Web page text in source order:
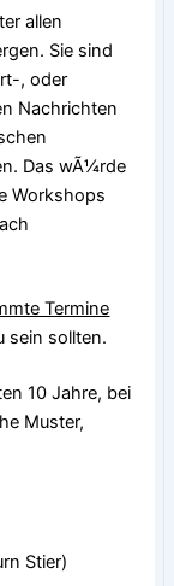
allen
Sie sind
, oder
Nachrichten
Das wÃ¼rde
Workshops
Termine
sein sollten.
10 Jahre, bei
Muster,
Stier)